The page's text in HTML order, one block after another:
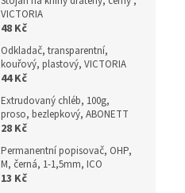
VICTORIA
48 Kč
Odkladač, transparentní,
kouřový, plastový, VICTORIA
44 Kč
Extrudovaný chléb, 100g,
proso, bezlepkový, ABONETT
28 Kč
Permanentní popisovač, OHP,
M, černá, 1-1,5mm, ICO
13 Kč